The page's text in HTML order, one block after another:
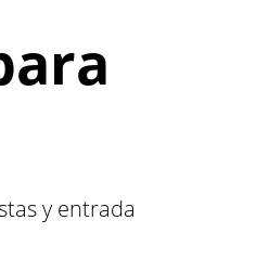
y entrada